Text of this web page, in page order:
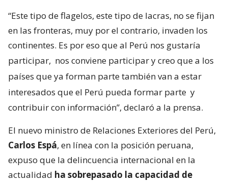
“Este tipo de flagelos, este tipo de lacras, no se fijan
en las fronteras, muy por el contrario, invaden los
continentes. Es por eso que al Perú nos gustaría
participar, nos conviene participar y creo que a los
países que ya forman parte también van a estar
interesados que el Perú pueda formar parte y
contribuir con información”, declaró a la prensa.
El nuevo ministro de Relaciones Exteriores del Perú,
Carlos Espá, en línea con la posición peruana,
expuso que la delincuencia internacional en la
actualidad ha sobrepasado la capacidad de